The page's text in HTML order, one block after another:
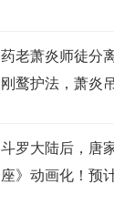
药老萧炎师徒分
刚鹜护法，萧炎
斗罗大陆后，唐
座》动画化！预